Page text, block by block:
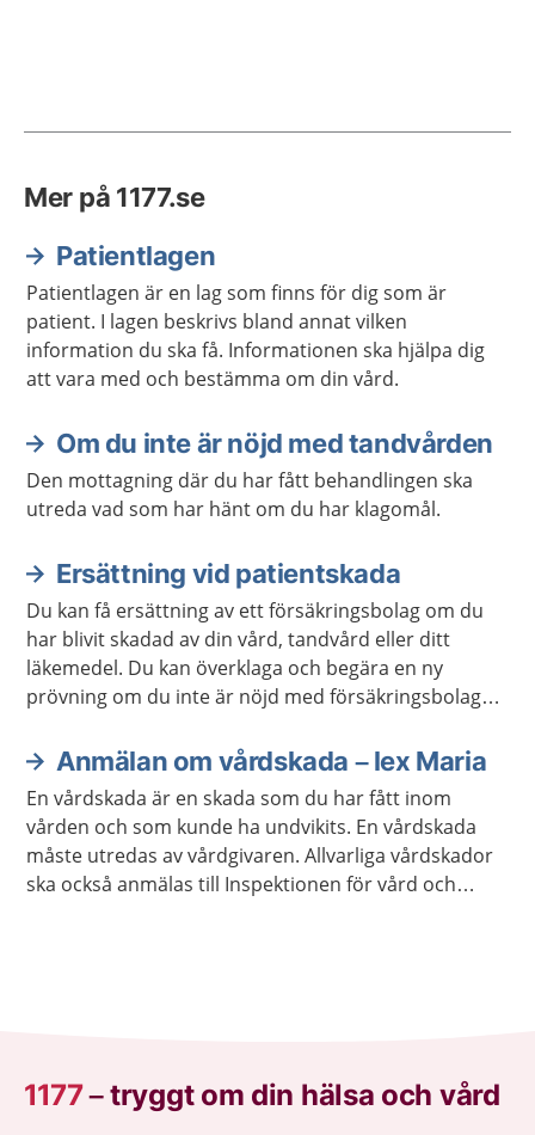
Mer på 1177.se
Patientlagen
Patientlagen är en lag som finns för dig som är
patient. I lagen beskrivs bland annat vilken
information du ska få. Informationen ska hjälpa dig
att vara med och bestämma om din vård.
Om du inte är nöjd med tandvården
Den mottagning där du har fått behandlingen ska
utreda vad som har hänt om du har klagomål.
Ersättning vid patientskada
Du kan få ersättning av ett försäkringsbolag om du
har blivit skadad av din vård, tandvård eller ditt
läkemedel. Du kan överklaga och begära en ny
prövning om du inte är nöjd med försäkringsbolagets
Anmälan om vårdskada – lex Maria
En vårdskada är en skada som du har fått inom
vården och som kunde ha undvikits. En vårdskada
måste utredas av vårdgivaren. Allvarliga vårdskador
ska också anmälas till Inspektionen för vård och
1177–tryggt om din hälsa och vård